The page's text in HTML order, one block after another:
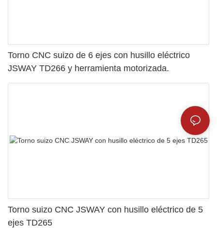
Torno CNC suizo de 6 ejes con husillo eléctrico
JSWAY TD266 y herramienta motorizada.
Torno suizo CNC JSWAY con husillo eléctrico de 5
ejes TD265